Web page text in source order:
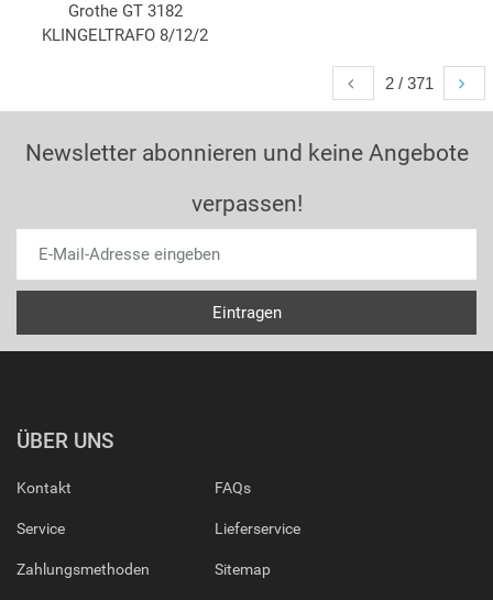
Grothe GT 3182
KLINGELTRAFO 8/12/2
2 / 371
Newsletter abonnieren und keine Angebote
verpassen!
ÜBER UNS
Kontakt
Service
Zahlungsmethoden
FAQs
Lieferservice
Sitemap